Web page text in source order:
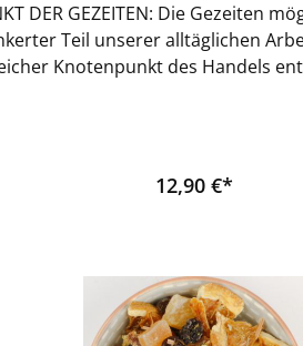
DER GEZEITEN: Die
alltäglichen Arbeit im Herzen der
Knotenpunkt des Handels
Bootsführern,
Jasminblüten und Bergamotte,
Zum Schluss verweilt eine
12,90 €*